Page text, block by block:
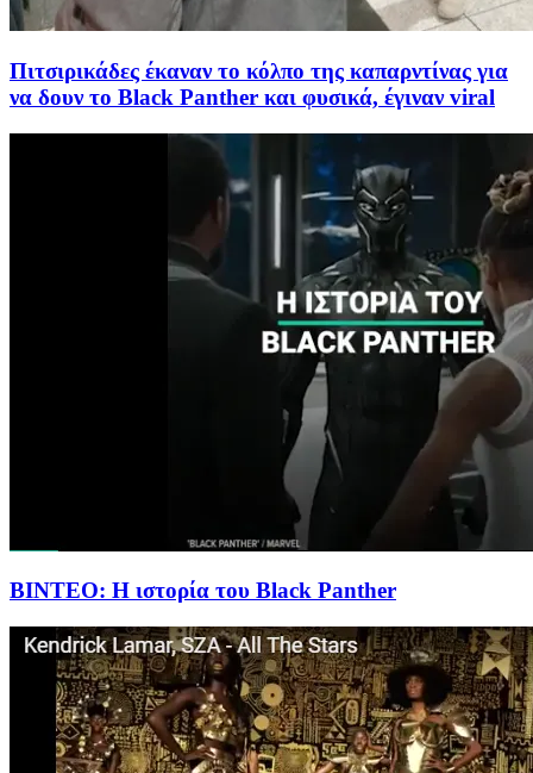
Πιτσιρικάδες έκαναν το κόλπο της καπαρντίνας για
να δουν το Black Panther και φυσικά, έγιναν viral
BINTEO: H ιστορία του Black Panther